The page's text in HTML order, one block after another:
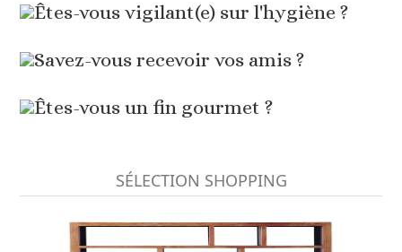
Êtes-vous vigilant(e) sur l'hygiène ?
Savez-vous recevoir vos amis ?
Êtes-vous un fin gourmet ?
SÉLECTION SHOPPING